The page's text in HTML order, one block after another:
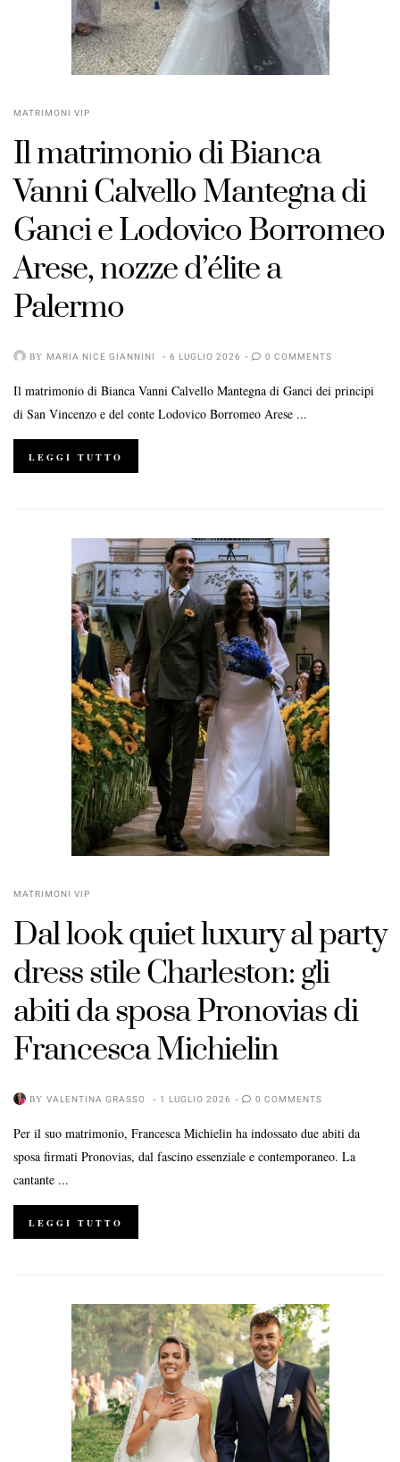
MATRIMONI VIP
Il matrimonio di Bianca
Vanni Calvello Mantegna di
Ganci e Lodovico Borromeo
Arese, nozze d’élite a
Palermo
BY MARIA NICE GIANNINI 6 LUGLIO 2026 0 COMMENTS
Il matrimonio di Bianca Vanni Calvello Mantegna di Ganci dei principi
di San Vincenzo e del conte Lodovico Borromeo Arese ...
LEGGI TUTTO
MATRIMONI VIP
Dal look quiet luxury al party
dress stile Charleston: gli
abiti da sposa Pronovias di
Francesca Michielin
BY VALENTINA GRASSO 1 LUGLIO 2026 0 COMMENTS
Per il suo matrimonio, Francesca Michielin ha indossato due abiti da
sposa firmati Pronovias, dal fascino essenziale e contemporaneo. La
cantante ...
LEGGI TUTTO